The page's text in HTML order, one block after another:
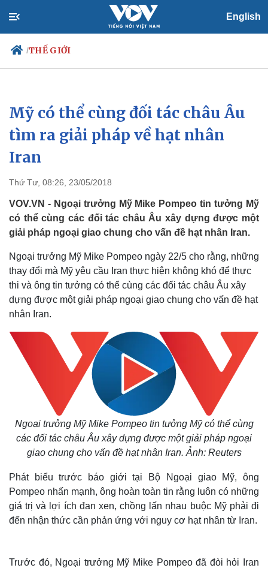
English
/THẾ GIỚI
Chính trị
Đảng
Tổ chức nhân sự
Quốc hội
Xã hội
Tin 24h
Dự báo thời tiết
Mỹ có thể cùng đối tác châu Âu
tìm ra giải pháp về hạt nhân
Iran
Thứ Tư, 08:26, 23/05/2018
VOV.VN - Ngoại trưởng Mỹ Mike Pompeo tin tưởng Mỹ
có thể cùng các đối tác châu Âu xây dựng được một
giải pháp ngoại giao chung cho vấn đề hạt nhân Iran.
Ngoại trưởng Mỹ Mike Pompeo ngày 22/5 cho rằng, những
thay đổi mà Mỹ yêu cầu Iran thực hiện không khó để thực
thi và ông tin tưởng có thể cùng các đối tác châu Âu xây
dựng được một giải pháp ngoại giao chung cho vấn đề hạt
nhân Iran.
Ngoại trưởng Mỹ Mike Pompeo tin tưởng Mỹ có thể cùng
các đối tác châu Âu xây dựng được một giải pháp ngoại
giao chung cho vấn đề hạt nhân Iran. Ảnh: Reuters
Phát biểu trước báo giới tại Bộ Ngoại giao Mỹ, ông
Pompeo nhấn mạnh, ông hoàn toàn tin rằng luôn có những
giá trị và lợi ích đan xen, chồng lấn nhau buộc Mỹ phải đi
đến nhận thức cần phản ứng với nguy cơ hạt nhân từ Iran.
Trước đó, Ngoại trưởng Mỹ Mike Pompeo đã đòi hỏi Iran